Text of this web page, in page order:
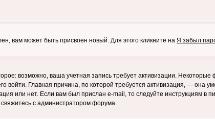
вам может быть присвоен новый. Для этого кликните на Я забыл
возможно, ваша учетная запись требует активизации.
войти. Главная причина, по которой требуется активизация, —
или нет. Если вам был прислан e-mail, то следуйте инструкциям в
с администратором форума.